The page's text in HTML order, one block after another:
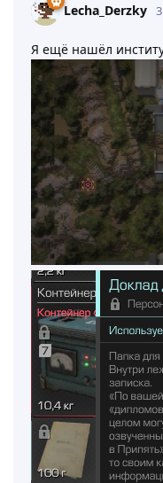
Lecha_Derzky
Я ещё нашёл